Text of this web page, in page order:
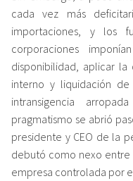
cada vez más
importaciones, y los
corporaciones
disponibilidad, aplicar
interno y liquidación
intransigencia
pragmatismo se abrió
presidente y CEO de la
debutó como nexo entre
empresa controlada por